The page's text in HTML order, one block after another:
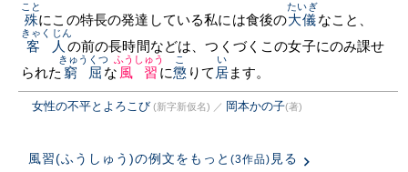
殊
こと
にこの特長の発達している私には食後の大儀
たいぎ
なこと、
客人
きゃくじん
の前の長時間などは、つくづくこの女子にのみ課せ
られた 窮屈
きゅうくつ
な 風習
ふうしゅう
に懲
こ
りて 居
い
ます。
女性の不平とよろこび (新字新仮名) ／ 岡本かの子(著)
風習(ふうしゅう)の例文をもっと (3作品) 見る